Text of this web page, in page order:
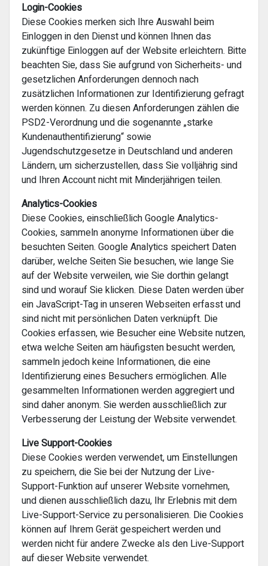
Login-Cookies
Diese Cookies merken sich Ihre Auswahl beim
Einloggen in den Dienst und können Ihnen das
zukünftige Einloggen auf der Website erleichtern. Bitte
beachten Sie, dass Sie aufgrund von Sicherheits- und
gesetzlichen Anforderungen dennoch nach
zusätzlichen Informationen zur Identifizierung gefragt
werden können. Zu diesen Anforderungen zählen die
PSD2-Verordnung und die sogenannte „starke
Kundenauthentifizierung“ sowie
Jugendschutzgesetze in Deutschland und anderen
Ländern, um sicherzustellen, dass Sie volljährig sind
und Ihren Account nicht mit Minderjährigen teilen.
Analytics-Cookies
Diese Cookies, einschließlich Google Analytics-
Cookies, sammeln anonyme Informationen über die
besuchten Seiten. Google Analytics speichert Daten
darüber, welche Seiten Sie besuchen, wie lange Sie
auf der Website verweilen, wie Sie dorthin gelangt
sind und worauf Sie klicken. Diese Daten werden über
ein JavaScript-Tag in unseren Webseiten erfasst und
sind nicht mit persönlichen Daten verknüpft. Die
Cookies erfassen, wie Besucher eine Website nutzen,
etwa welche Seiten am häufigsten besucht werden,
sammeln jedoch keine Informationen, die eine
Identifizierung eines Besuchers ermöglichen. Alle
gesammelten Informationen werden aggregiert und
sind daher anonym. Sie werden ausschließlich zur
Verbesserung der Leistung der Website verwendet.
Live Support-Cookies
Diese Cookies werden verwendet, um Einstellungen
zu speichern, die Sie bei der Nutzung der Live-
Support-Funktion auf unserer Website vornehmen,
und dienen ausschließlich dazu, Ihr Erlebnis mit dem
Live-Support-Service zu personalisieren. Die Cookies
können auf Ihrem Gerät gespeichert werden und
werden nicht für andere Zwecke als den Live-Support
auf dieser Website verwendet.